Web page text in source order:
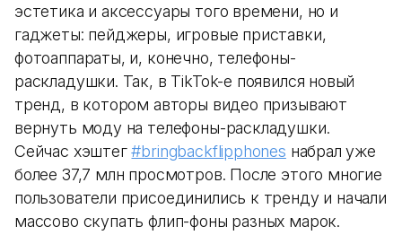
эстетика и аксессуары того времени, но и
гаджеты: пейджеры, игровые приставки,
фотоаппараты, и, конечно, телефоны-
раскладушки. Так, в TikTok-е появился новый
тренд, в котором авторы видео призывают
вернуть моду на телефоны-раскладушки.
Сейчас хэштег#bringbackflipphones набрал уже
более 37,7 млн просмотров. После этого многие
пользователи присоединились к тренду и начали
массово скупать флип-фоны разных марок.